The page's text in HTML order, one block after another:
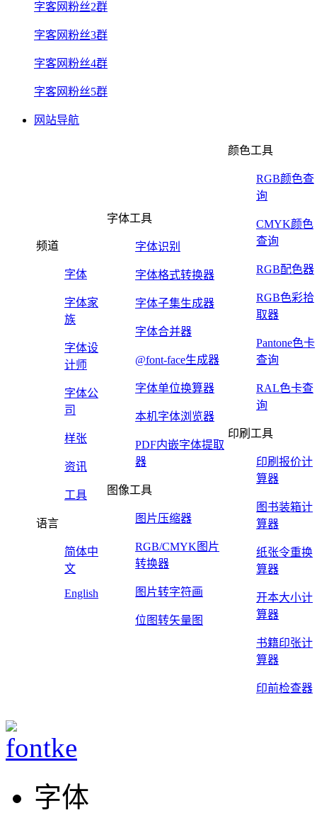
字客网粉丝2群
字客网粉丝3群
字客网粉丝4群
字客网粉丝5群
网站导航
频道
字体
字体家
族
字体设
计师
字体公
司
样张
资讯
工具
语言
简体中
文
English
字体工具
字体识别
字体格式转换器
字体子集生成器
字体合并器
@font-face生成器
字体单位换算器
本机字体浏览器
PDF内嵌字体提取
器
图像工具
图片压缩器
RGB/CMYK图片
转换器
图片转字符画
位图转矢量图
颜色工具
RGB颜色查
询
CMYK颜色
查询
RGB配色器
RGB色彩拾
取器
Pantone色卡
查询
RAL色卡查
询
印刷工具
印刷报价计
算器
图书装箱计
算器
纸张令重换
算器
开本大小计
算器
书籍印张计
算器
印前检查器
字体